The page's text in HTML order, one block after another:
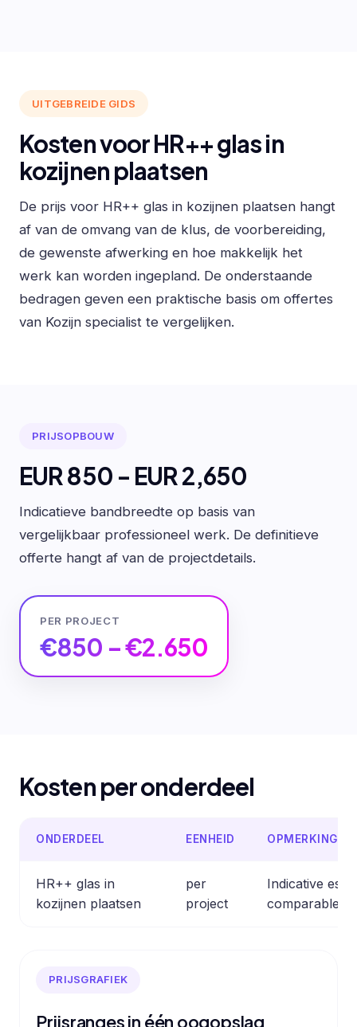
UITGEBREIDE GIDS
Kosten voor HR++ glas in
kozijnen plaatsen
De prijs voor HR++ glas in kozijnen plaatsen hangt
af van de omvang van de klus, de voorbereiding,
de gewenste afwerking en hoe makkelijk het
werk kan worden ingepland. De onderstaande
bedragen geven een praktische basis om offertes
van Kozijn specialist te vergelijken.
PRIJSOPBOUW
EUR 850 - EUR 2,650
Indicatieve bandbreedte op basis van
vergelijkbaar professioneel werk. De definitieve
offerte hangt af van de projectdetails.
PER PROJECT
€850 – €2.650
Kosten per onderdeel
ONDERDEEL EENHEID OPMERKING
HR++ glas in
kozijnen plaatsen
per
project
Indicative
comparable
PRIJSGRAFIEK
Prijsranges in één oogopslag